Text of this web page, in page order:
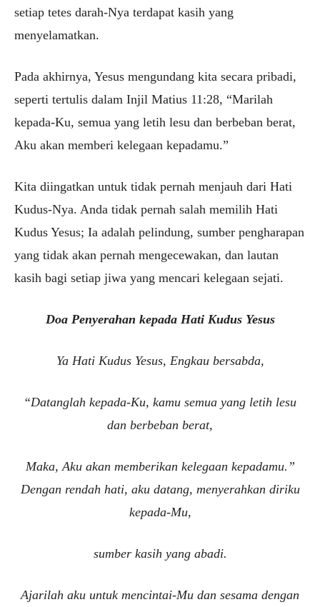
setiap tetes darah-Nya terdapat kasih yang
menyelamatkan.
Pada akhirnya, Yesus mengundang kita secara pribadi,
seperti tertulis dalam Injil Matius 11:28, “Marilah
kepada-Ku, semua yang letih lesu dan berbeban berat,
Aku akan memberi kelegaan kepadamu.”
Kita diingatkan untuk tidak pernah menjauh dari Hati
Kudus-Nya. Anda tidak pernah salah memilih Hati
Kudus Yesus; Ia adalah pelindung, sumber pengharapan
yang tidak akan pernah mengecewakan, dan lautan
kasih bagi setiap jiwa yang mencari kelegaan sejati.
Doa Penyerahan kepada Hati Kudus Yesus
Ya Hati Kudus Yesus, Engkau bersabda,
“Datanglah kepada-Ku, kamu semua yang letih lesu
dan berbeban berat,
Maka, Aku akan memberikan kelegaan kepadamu.”
Dengan rendah hati, aku datang, menyerahkan diriku
kepada-Mu,
sumber kasih yang abadi.
Ajarilah aku untuk mencintai-Mu dan sesama dengan